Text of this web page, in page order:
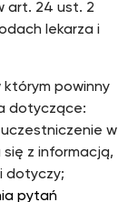
art. 24 ust. 2
lekarza i
którym powinny
dotyczące:
w
z informacją,
dotyczy;
pytań